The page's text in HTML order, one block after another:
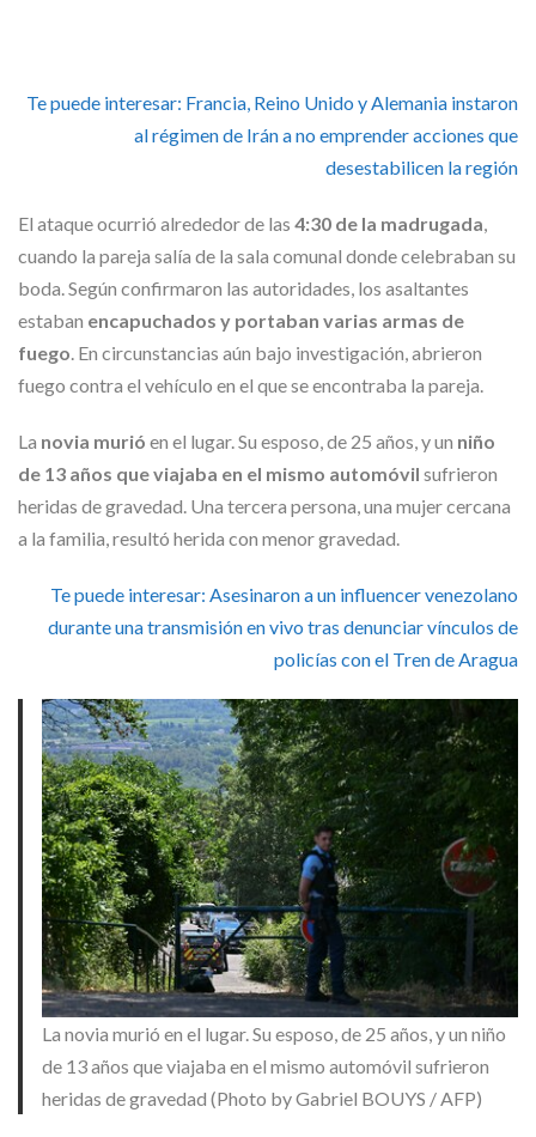
Te puede interesar: Francia, Reino Unido y Alemania instaron
al régimen de Irán a no emprender acciones que
desestabilicen la región
El ataque ocurrió alrededor de las 4:30 de la madrugada,
cuando la pareja salía de la sala comunal donde celebraban su
boda. Según confirmaron las autoridades, los asaltantes
estaban encapuchados y portaban varias armas de
fuego. En circunstancias aún bajo investigación, abrieron
fuego contra el vehículo en el que se encontraba la pareja.
La novia murió en el lugar. Su esposo, de 25 años, y un niño
de 13 años que viajaba en el mismo automóvil sufrieron
heridas de gravedad. Una tercera persona, una mujer cercana
a la familia, resultó herida con menor gravedad.
Te puede interesar: Asesinaron a un influencer venezolano
durante una transmisión en vivo tras denunciar vínculos de
policías con el Tren de Aragua
La novia murió en el lugar. Su esposo, de 25 años, y un niño
de 13 años que viajaba en el mismo automóvil sufrieron
heridas de gravedad (Photo by Gabriel BOUYS / AFP)